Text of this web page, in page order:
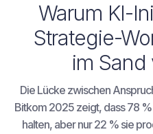
Warum KI-
Strategie-
im Sand
Die Lücke zwischen
Bitkom 2025 zeigt, dass 78
halten, aber nur 22 % sie